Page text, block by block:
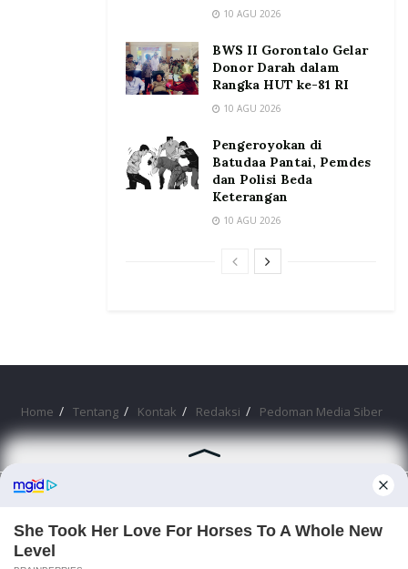
10 AGU 2026
BWS II Gorontalo Gelar
Donor Darah dalam
Rangka HUT ke-81 RI
10 AGU 2026
Pengeroyokan di
Batudaa Pantai, Pemdes
dan Polisi Beda
Keterangan
10 AGU 2026
Home Tentang Kontak Redaksi Pedoman Media Siber